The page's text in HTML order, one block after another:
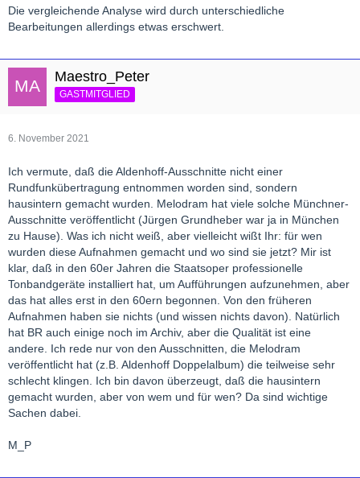
Die vergleichende Analyse wird durch unterschiedliche
Bearbeitungen allerdings etwas erschwert.
Maestro_Peter
GASTMITGLIED
6. November 2021
Ich vermute, daß die Aldenhoff-Ausschnitte nicht einer
Rundfunkübertragung entnommen worden sind, sondern
hausintern gemacht wurden. Melodram hat viele solche Münchner-
Ausschnitte veröffentlicht (Jürgen Grundheber war ja in München
zu Hause). Was ich nicht weiß, aber vielleicht wißt Ihr: für wen
wurden diese Aufnahmen gemacht und wo sind sie jetzt? Mir ist
klar, daß in den 60er Jahren die Staatsoper professionelle
Tonbandgeräte installiert hat, um Aufführungen aufzunehmen, aber
das hat alles erst in den 60ern begonnen. Von den früheren
Aufnahmen haben sie nichts (und wissen nichts davon). Natürlich
hat BR auch einige noch im Archiv, aber die Qualität ist eine
andere. Ich rede nur von den Ausschnitten, die Melodram
veröffentlicht hat (z.B. Aldenhoff Doppelalbum) die teilweise sehr
schlecht klingen. Ich bin davon überzeugt, daß die hausintern
gemacht wurden, aber von wem und für wen? Da sind wichtige
Sachen dabei.
M_P